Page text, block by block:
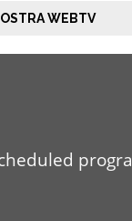
WEBTV